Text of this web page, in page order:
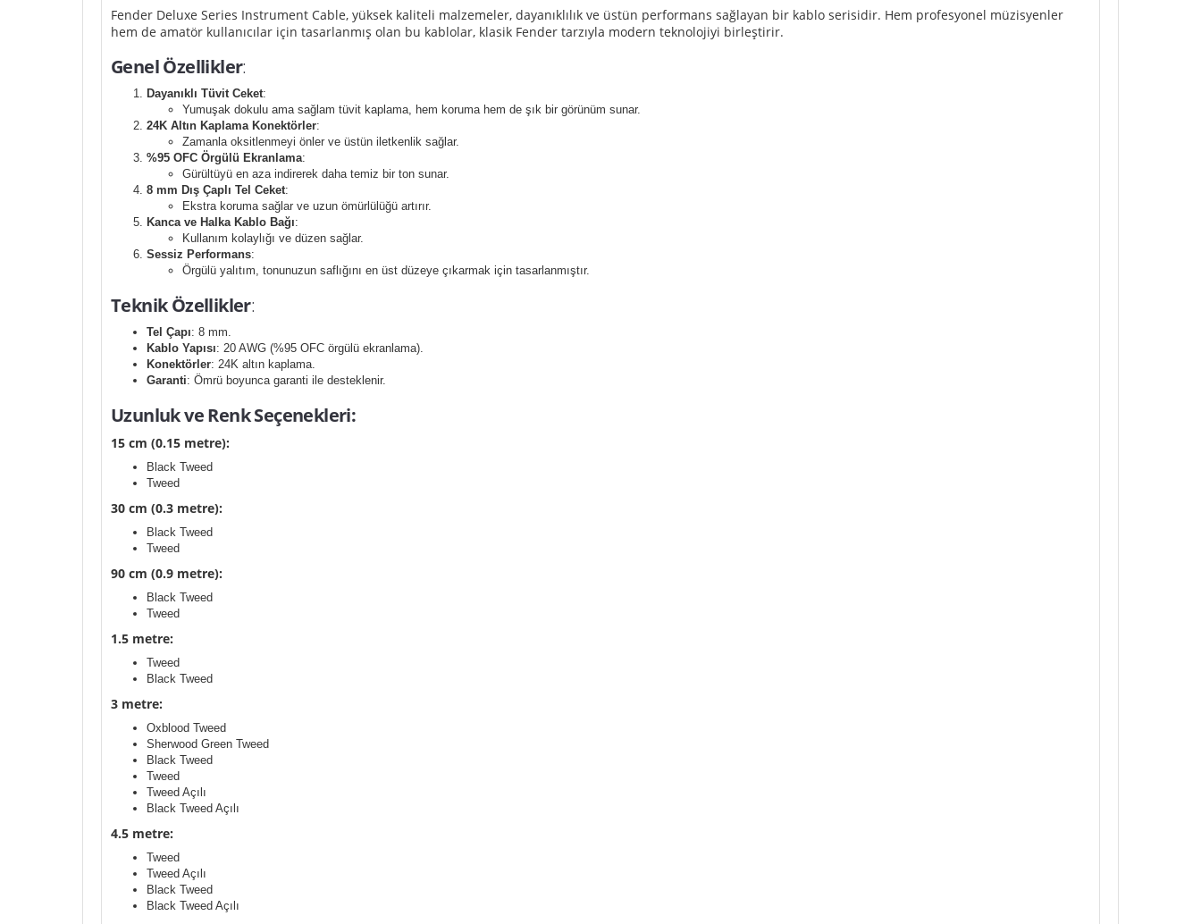
Fender Deluxe Series Instrument Cable, yüksek kaliteli malzemeler, dayanıklılık ve üstün performans sağlayan bir kablo serisidir. Hem profesyonel müzisyenler
hem de amatör kullanıcılar için tasarlanmış olan bu kablolar, klasik Fender tarzıyla modern teknolojiyi birleştirir.
Genel Özellikler:
Dayanıklı Tüvit Ceket:
Yumuşak dokulu ama sağlam tüvit kaplama, hem koruma hem de şık bir görünüm sunar.
24K Altın Kaplama Konektörler:
Zamanla oksitlenmeyi önler ve üstün iletkenlik sağlar.
%95 OFC Örgülü Ekranlama:
Gürültüyü en aza indirerek daha temiz bir ton sunar.
8 mm Dış Çaplı Tel Ceket:
Ekstra koruma sağlar ve uzun ömürlülüğü artırır.
Kanca ve Halka Kablo Bağı:
Kullanım kolaylığı ve düzen sağlar.
Sessiz Performans:
Örgülü yalıtım, tonunuzun saflığını en üst düzeye çıkarmak için tasarlanmıştır.
Teknik Özellikler:
Tel Çapı: 8 mm.
Kablo Yapısı: 20 AWG (%95 OFC örgülü ekranlama).
Konektörler: 24K altın kaplama.
Garanti: Ömrü boyunca garanti ile desteklenir.
Uzunluk ve Renk Seçenekleri:
15 cm (0.15 metre):
Black Tweed
Tweed
30 cm (0.3 metre):
Black Tweed
Tweed
90 cm (0.9 metre):
Black Tweed
Tweed
1.5 metre:
Tweed
Black Tweed
3 metre:
Oxblood Tweed
Sherwood Green Tweed
Black Tweed
Tweed
Tweed Açılı
Black Tweed Açılı
4.5 metre:
Tweed
Tweed Açılı
Black Tweed
Black Tweed Açılı